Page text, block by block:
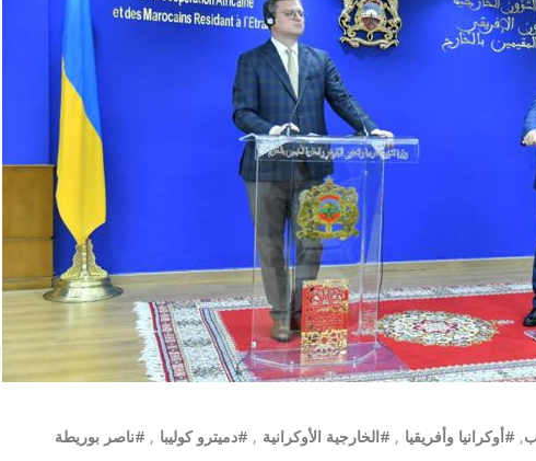
, #أوكرانيا وأفريقيا , #الخارجية الأوكرانية , #دميترو كوليبا , #ناصر بوريطة